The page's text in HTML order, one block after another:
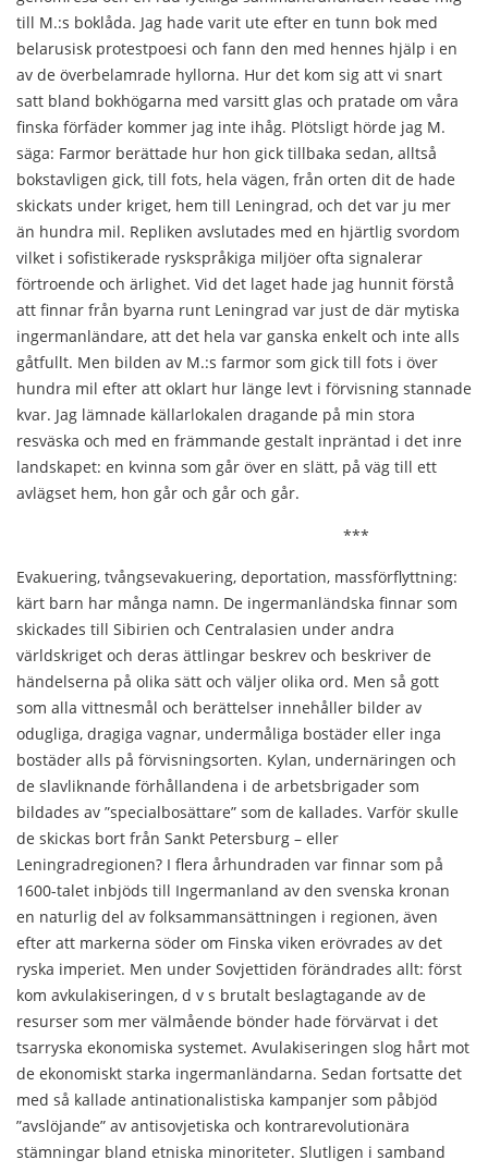
till M.:s boklåda. Jag hade varit ute efter en tunn bok med
belarusisk protestpoesi och fann den med hennes hjälp i en
av de överbelamrade hyllorna. Hur det kom sig att vi snart
satt bland bokhögarna med varsitt glas och pratade om våra
finska förfäder kommer jag inte ihåg. Plötsligt hörde jag M.
säga: Farmor berättade hur hon gick tillbaka sedan, alltså
bokstavligen gick, till fots, hela vägen, från orten dit de hade
skickats under kriget, hem till Leningrad, och det var ju mer
än hundra mil. Repliken avslutades med en hjärtlig svordom
vilket i sofistikerade ryskspråkiga miljöer ofta signalerar
förtroende och ärlighet. Vid det laget hade jag hunnit förstå
att finnar från byarna runt Leningrad var just de där mytiska
ingermanländare, att det hela var ganska enkelt och inte alls
gåtfullt. Men bilden av M.:s farmor som gick till fots i över
hundra mil efter att oklart hur länge levt i förvisning stannade
kvar. Jag lämnade källarlokalen dragande på min stora
resväska och med en främmande gestalt inpräntad i det inre
landskapet: en kvinna som går över en slätt, på väg till ett
avlägset hem, hon går och går och går.
***
Evakuering, tvångsevakuering, deportation, massförflyttning:
kärt barn har många namn. De ingermanländska finnar som
skickades till Sibirien och Centralasien under andra
världskriget och deras ättlingar beskrev och beskriver de
händelserna på olika sätt och väljer olika ord. Men så gott
som alla vittnesmål och berättelser innehåller bilder av
odugliga, dragiga vagnar, undermåliga bostäder eller inga
bostäder alls på förvisningsorten. Kylan, undernäringen och
de slavliknande förhållandena i de arbetsbrigader som
bildades av ”specialbosättare” som de kallades. Varför skulle
de skickas bort från Sankt Petersburg – eller
Leningradregionen? I flera århundraden var finnar som på
1600-talet inbjöds till Ingermanland av den svenska kronan
en naturlig del av folksammansättningen i regionen, även
efter att markerna söder om Finska viken erövrades av det
ryska imperiet. Men under Sovjettiden förändrades allt: först
kom avkulakiseringen, d v s brutalt beslagtagande av de
resurser som mer välmående bönder hade förvärvat i det
tsarryska ekonomiska systemet. Avulakiseringen slog hårt mot
de ekonomiskt starka ingermanländarna. Sedan fortsatte det
med så kallade antinationalistiska kampanjer som påbjöd
”avslöjande” av antisovjetiska och kontrarevolutionära
stämningar bland etniska minoriteter. Slutligen i samband